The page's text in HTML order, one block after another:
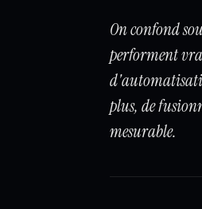
On confond
performent
plus, de
mesurable.